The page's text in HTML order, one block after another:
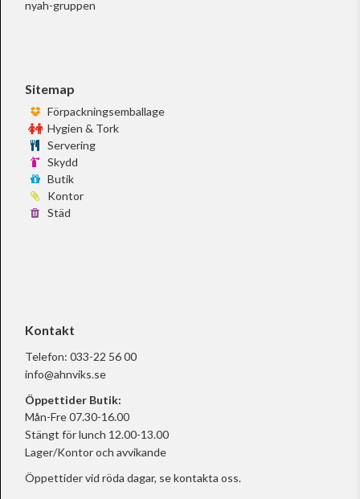
nyah-gruppen
Sitemap
Förpackningsemballage
Hygien & Tork
Servering
Skydd
Butik
Kontor
Städ
Kontakt
Telefon: 033-22 56 00
info@ahnviks.se
Öppettider Butik:
Mån-Fre 07.30-16.00
Stängt för lunch 12.00-13.00
Lager/Kontor och avvikande
Öppettider vid röda dagar, sekontakta oss.